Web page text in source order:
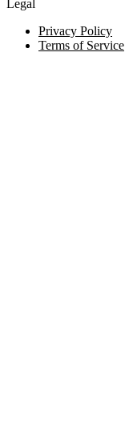
Legal
Privacy Policy
Terms of Service